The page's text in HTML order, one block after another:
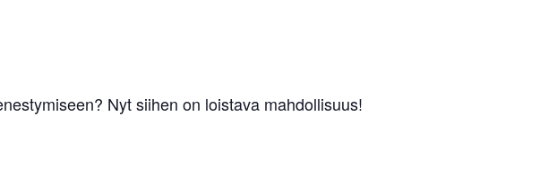
Nyt siihen on loistava mahdollisuus!